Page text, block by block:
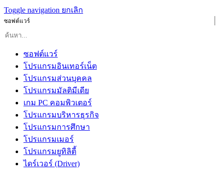
Toggle navigation ยกเลิก
ซอฟต์แวร์
ซอฟต์แวร์
โปรแกรมอินเทอร์เน็ต
โปรแกรมส่วนบุคคล
โปรแกรมมัลติมีเดีย
เกม PC คอมพิวเตอร์
โปรแกรมบริหารธุรกิจ
โปรแกรมการศึกษา
โปรแกรมเมอร์
โปรแกรมยูทิลิตี้
ไดร์เวอร์ (Driver)